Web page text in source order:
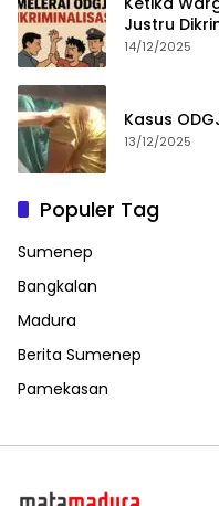
Justru
14/12/2025
Kasus
13/12/2025
Populer Tag
Sumenep
Bangkalan
Madura
Berita Sumenep
Pamekasan